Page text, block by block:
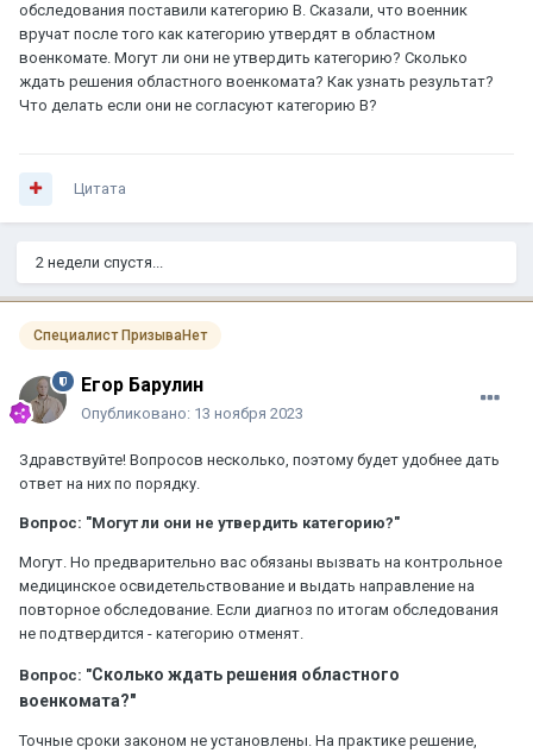
обследования поставили категорию В. Сказали, что военник
вручат после того как категорию утвердят в областном
военкомате. Могут ли они не утвердить категорию? Сколько
ждать решения областного военкомата? Как узнать результат?
Что делать если они не согласуют категорию В?
Цитата
2 недели спустя...
Специалист ПризываНет
Егор Барулин
Опубликовано: 13 ноября 2023
Здравствуйте! Вопросов несколько, поэтому будет удобнее дать
ответ на них по порядку.
Вопрос: "Могут ли они не утвердить категорию?"
Могут. Но предварительно вас обязаны вызвать на контрольное
медицинское освидетельствование и выдать направление на
повторное обследование. Если диагноз по итогам обследования
не подтвердится - категорию отменят.
Вопрос: "Сколько ждать решения областного
военкомата?"
Точные сроки законом не установлены. На практике решение,